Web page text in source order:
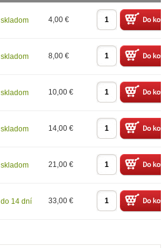
skladom 4,00 €
skladom 8,00 €
skladom 10,00 €
skladom 14,00 €
skladom 21,00 €
do 14 dní 33,00 €